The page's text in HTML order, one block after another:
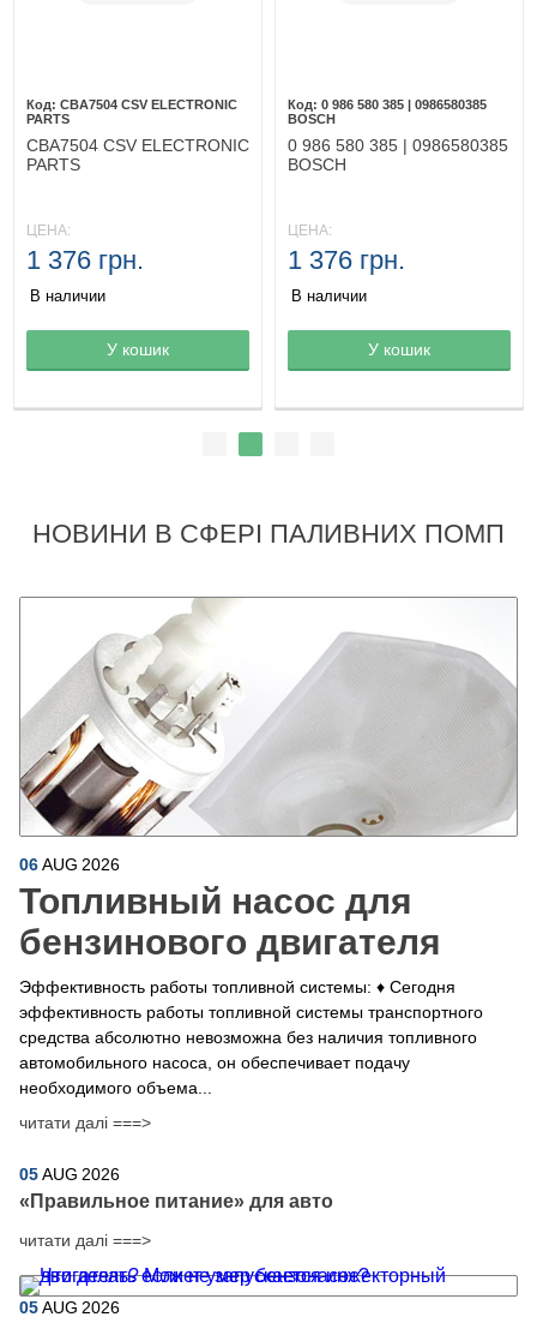
Товар в корзине
CBA7504 CSV ELECTRONIC
PARTS
CBA7504 CSV ELECTRONIC
PARTS
ЦЕНА:
1 376 грн.
В наличии
У кошик Товар в корзине
0 986 580 385 | 0986580385
BOSCH
0 986 580 385 | 0986580385
BOSCH
ЦЕНА:
1 376 грн.
В наличии
У кошик
НОВИНИ В СФЕРІ ПАЛИВНИХ ПОМП
06AUG 2026
Топливный насос для
бензинового двигателя
Эффективность работы топливной системы: ♦ Сегодня
эффективность работы топливной системы транспортного
средства абсолютно невозможна без наличия топливного
автомобильного насоса, он обеспечивает подачу
необходимого объема...
читати далі ===>
05AUG 2026
​«Правильное питание» для авто
читати далі ===>
05AUG 2026